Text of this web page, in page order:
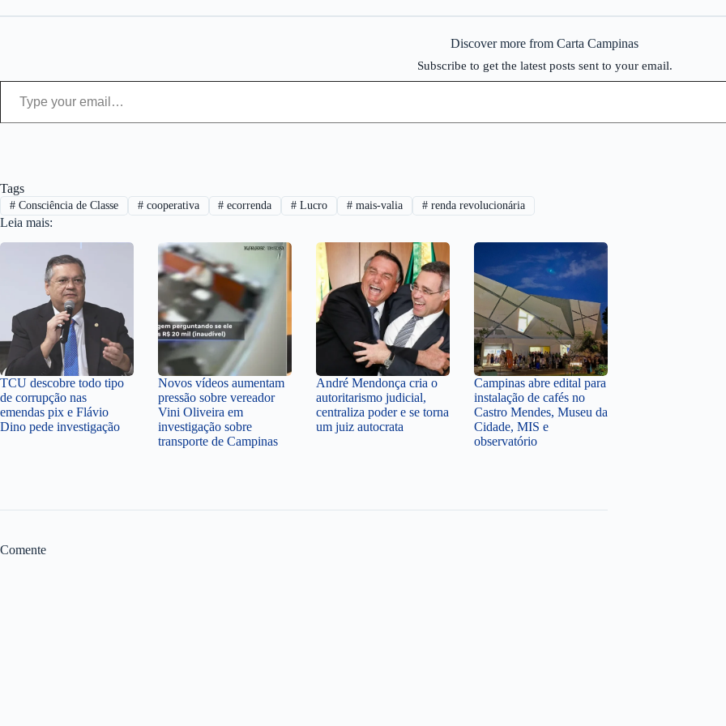
Discover more from Carta Campinas
Subscribe to get the latest posts sent to your email.
Type your email…
Tags
#Consciência de Classe #cooperativa # ecorrenda # Lucro # mais-valia #renda revolucionária
Leia mais:
TCU descobre todo tipo
de corrupção nas
emendas pix e Flávio
Dino pede investigação
Novos vídeos aumentam
pressão sobre vereador
Vini Oliveira em
investigação sobre
transporte de Campinas
André Mendonça cria o
autoritarismo judicial,
centraliza poder e se torna
um juiz autocrata
Campinas abre edital para
instalação de cafés no
Castro Mendes, Museu da
Cidade, MIS e
observatório
Comente